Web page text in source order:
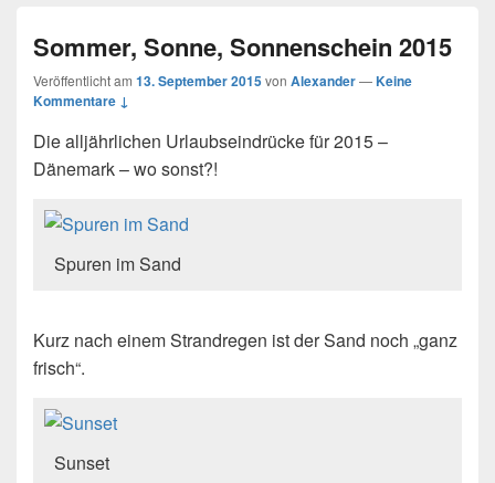
Sommer, Sonne, Sonnenschein 2015
Veröffentlicht am 13. September 2015von Alexander—Keine
Kommentare ↓
Die alljährlichen Urlaubseindrücke für 2015 –
Dänemark – wo sonst?!
Spuren im Sand
Kurz nach einem Strandregen ist der Sand noch „ganz
frisch“.
Sunset